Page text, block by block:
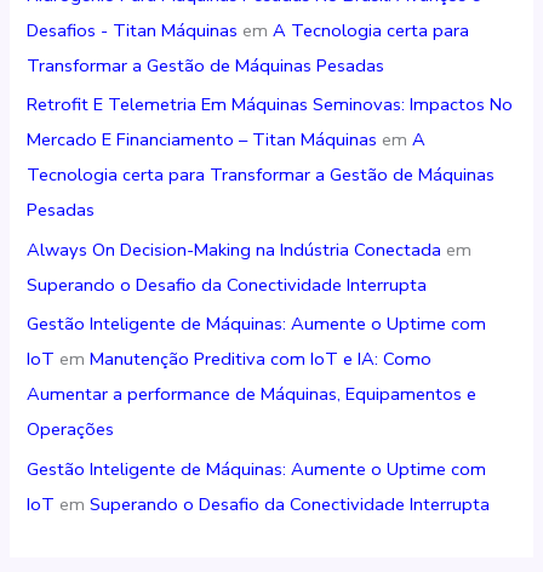
Desafios - Titan Máquinas emA Tecnologia certa para
Transformar a Gestão de Máquinas Pesadas
Retrofit E Telemetria Em Máquinas Seminovas: Impactos No
Mercado E Financiamento – Titan Máquinas emA
Tecnologia certa para Transformar a Gestão de Máquinas
Pesadas
Always On Decision-Making na Indústria Conectada em
Superando o Desafio da Conectividade Interrupta
Gestão Inteligente de Máquinas: Aumente o Uptime com
IoT emManutenção Preditiva com IoT e IA: Como
Aumentar a performance de Máquinas, Equipamentos e
Operações
Gestão Inteligente de Máquinas: Aumente o Uptime com
IoT emSuperando o Desafio da Conectividade Interrupta